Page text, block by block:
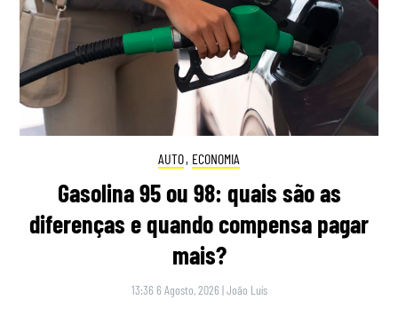
AUTO, ECONOMIA
Gasolina 95 ou 98: quais são as
diferenças e quando compensa pagar
mais?
13:36 6 Agosto, 2026 |João Luís